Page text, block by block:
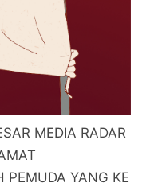
MEDIA RADAR
PEMUDA YANG KE